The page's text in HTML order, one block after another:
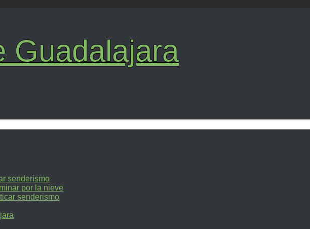
Guadalajara
senderismo
por la nieve
senderismo